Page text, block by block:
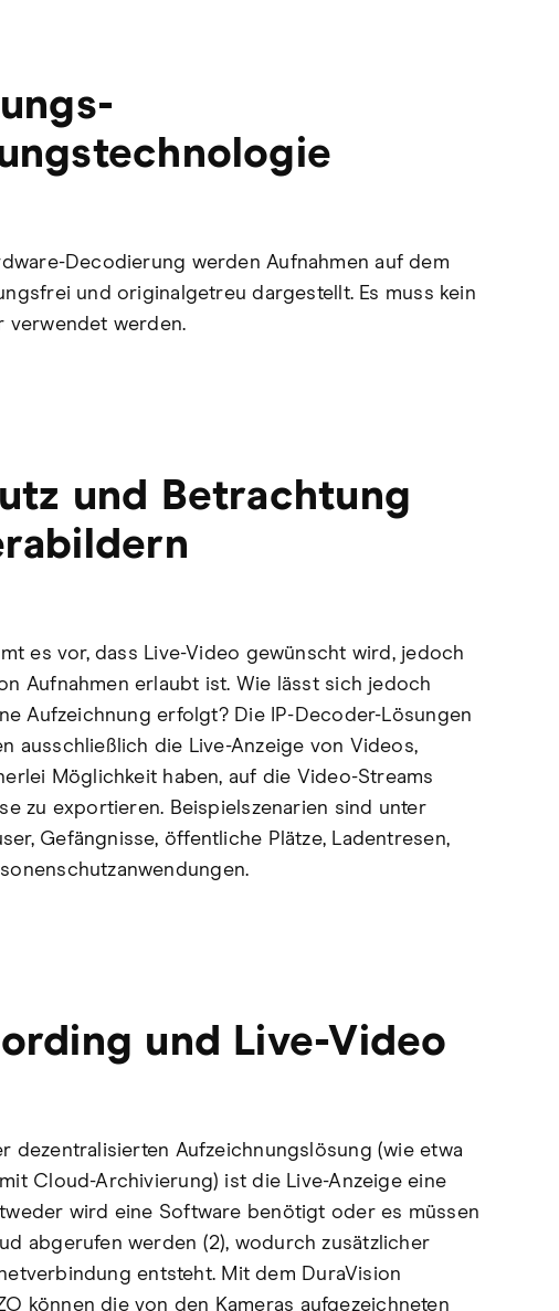
Decodierung werden Aufnahmen auf dem
und originalgetreu dargestellt. Es muss kein
verwendet werden.
und Betrachtung
es vor, dass Live-Video gewünscht wird, jedoch
Aufnahmen erlaubt ist. Wie lässt sich jedoch
Aufzeichnung erfolgt? Die IP-Decoder-Lösungen
ausschließlich die Live-Anzeige von Videos,
Möglichkeit haben, auf die Video-Streams
zu exportieren. Beispielszenarien sind unter
Gefängnisse, öffentliche Plätze, Ladentresen,
und Live-Video
dezentralisierten Aufzeichnungslösung (wie etwa
Cloud-Archivierung) ist die Live-Anzeige eine
wird eine Software benötigt oder es müssen
abgerufen werden (2), wodurch zusätzlicher
entsteht. Mit dem DuraVision
können die von den Kameras aufgezeichneten